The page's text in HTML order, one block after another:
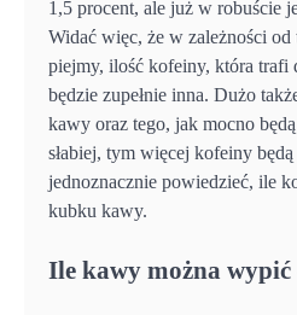
1,5 procent, ale już w robuście
Widać więc, że w zależności
piejmy, ilość kofeiny, która trafi
będzie zupełnie inna. Dużo
kawy oraz tego, jak mocno
słabiej, tym więcej kofeiny
jednoznacznie powiedzieć, ile
kubku kawy.
Ile kawy można wypić